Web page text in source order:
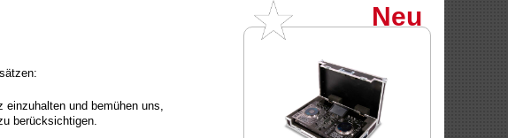
und bemühen uns,
berücksichtigen.
Neu